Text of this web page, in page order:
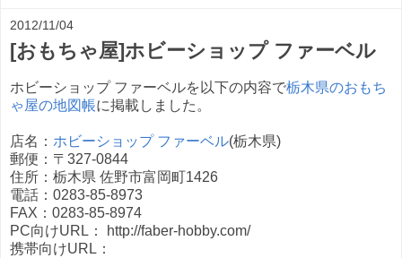
2012/11/04
[おもちゃ屋]ホビーショップ ファーベル
ホビーショップ ファーベルを以下の内容で栃木県のおもち
ゃ屋の地図帳に掲載しました。
店名： ホビーショップ ファーベル(栃木県)
郵便：〒327-0844
住所：栃木県 佐野市富岡町1426
電話：0283-85-8973
FAX：0283-85-8974
PC向けURL： http://faber-hobby.com/
携帯向けURL：